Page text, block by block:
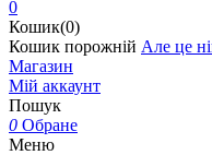
0
Кошик(0)
Кошик порожній Але це
Магазин
Мій аккаунт
Пошук
0 Обране
Меню